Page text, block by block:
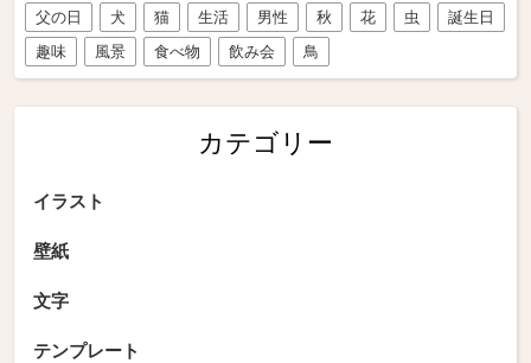
父の日
犬 猫 生活 男性 秋 花 虫
誕生日
趣味
風景 食べ物 飲み会 鳥
カテゴリー
イラスト
壁紙
文字
テンプレート